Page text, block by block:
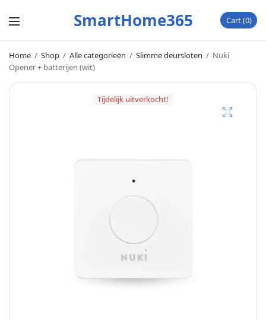
SmartHome365 Cart 0
Home / Shop / Alle categorieën / Slimme deursloten / Nuki
Opener + batterijen (wit)
Tijdelijk uitverkocht!